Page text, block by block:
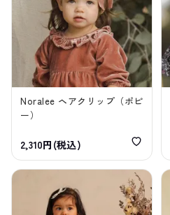
Noralee ヘアクリップ（ポピ
ー）
2,310円(税込)